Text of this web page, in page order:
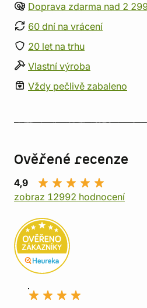
Doprava zdarma nad 2
60 dní na vrácení
20 let na trhu
Vlastní výroba
Vždy pečlivě zabaleno
Ověřené recenze
4,9
zobraz 12992 hodnocení